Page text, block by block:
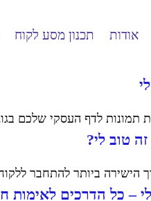
אודות תכנון מסע לקוח
תמונות לדף העסקי שלכם
טוב לי?
הישירה ביותר להתחבר
– כל הדרכים לאימות